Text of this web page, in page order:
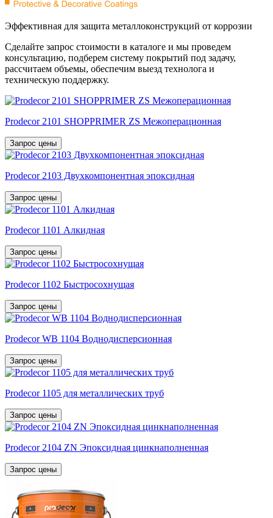
Эффективная для защита металлоконструкций от коррозии
Сделайте запрос стоимости в каталоге и мы проведем
консультацию, подберем систему покрытий под задачу,
рассчитаем объемы, обеспечим выезд технолога и
техническую поддержку.
Prodecor 2101 SHOPPRIMER ZS Межоперационная
Запрос цены
Prodecor 2103 Двухкомпонентная эпоксидная
Запрос цены
Prodecor 1101 Алкидная
Запрос цены
Prodecor 1102 Быстросохнущая
Запрос цены
Prodecor WB 1104 Воднодисперсионная
Запрос цены
Prodecor 1105 для металлических труб
Запрос цены
Prodecor 2104 ZN Эпоксидная цинкнаполненная
Запрос цены